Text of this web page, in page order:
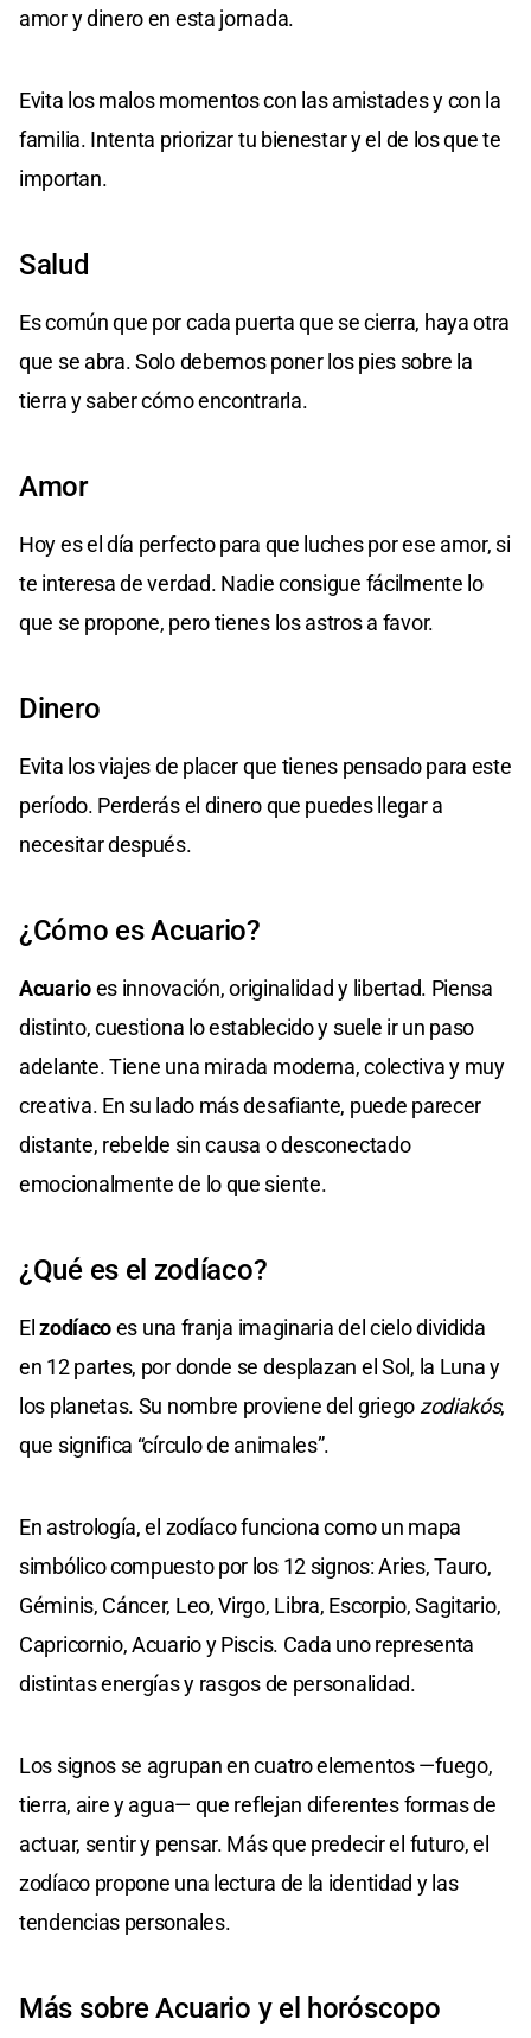
amor y dinero en esta jornada.
Evita los malos momentos con las amistades y con la
familia. Intenta priorizar tu bienestar y el de los que te
importan.
Salud
Es común que por cada puerta que se cierra, haya otra
que se abra. Solo debemos poner los pies sobre la
tierra y saber cómo encontrarla.
Amor
Hoy es el día perfecto para que luches por ese amor, si
te interesa de verdad. Nadie consigue fácilmente lo
que se propone, pero tienes los astros a favor.
Dinero
Evita los viajes de placer que tienes pensado para este
período. Perderás el dinero que puedes llegar a
necesitar después.
¿Cómo es Acuario?
Acuarioes innovación, originalidad y libertad. Piensa
distinto, cuestiona lo establecido y suele ir un paso
adelante. Tiene una mirada moderna, colectiva y muy
creativa. En su lado más desafiante, puede parecer
distante, rebelde sin causa o desconectado
emocionalmente de lo que siente.
¿Qué es el zodíaco?
Elzodíacoes una franja imaginaria del cielo dividida
en 12 partes, por donde se desplazan el Sol, la Luna y
los planetas. Su nombre proviene del griego zodiakós,
que significa “círculo de animales”.
En astrología, el zodíaco funciona como un mapa
simbólico compuesto por los 12 signos: Aries, Tauro,
Géminis, Cáncer, Leo, Virgo, Libra, Escorpio, Sagitario,
Capricornio, Acuario y Piscis. Cada uno representa
distintas energías y rasgos de personalidad.
Los signos se agrupan en cuatro elementos —fuego,
tierra, aire y agua— que reflejan diferentes formas de
actuar, sentir y pensar. Más que predecir el futuro, el
zodíaco propone una lectura de la identidad y las
tendencias personales.
Más sobre Acuario y el horóscopo